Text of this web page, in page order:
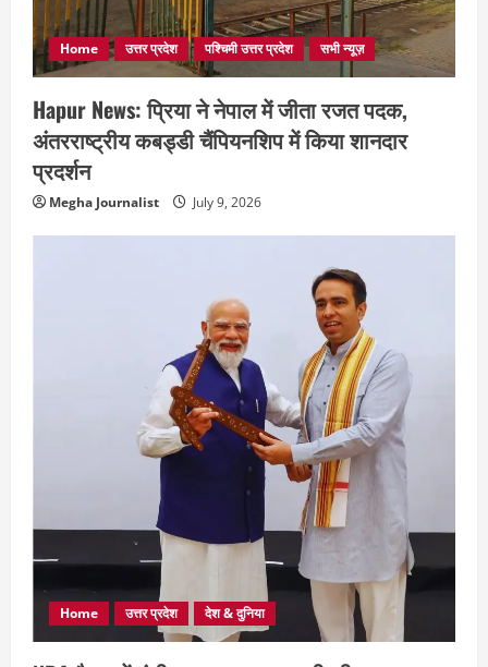
Home उत्तर प्रदेश पश्चिमी उत्तर प्रदेश सभी न्यूज़
Hapur News: प्रिया ने नेपाल में जीता रजत पदक,
अंतरराष्ट्रीय कबड्डी चैंपियनशिप में किया शानदार
प्रदर्शन
Megha Journalist July 9, 2026
Home उत्तर प्रदेश देश & दुनिया